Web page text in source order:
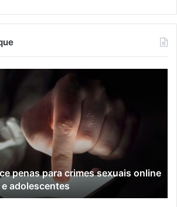
penas para crimes sexuais online
adolescentes